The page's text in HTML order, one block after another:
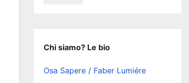
Chi siamo? Le bio
Osa Sapere / Faber Lumiére